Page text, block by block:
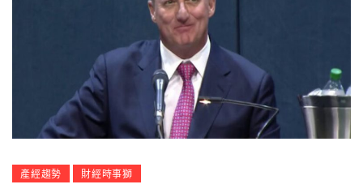
產經趨勢 財經時事獅